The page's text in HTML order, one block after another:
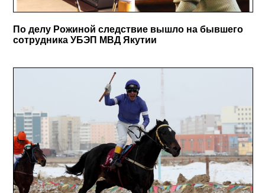
По делу Рожиной следствие вышло на бывшего
сотрудника УБЭП МВД Якутии